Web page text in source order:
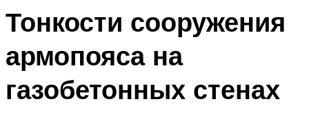
Тонкости сооружения
армопояса на
газобетонных стенах